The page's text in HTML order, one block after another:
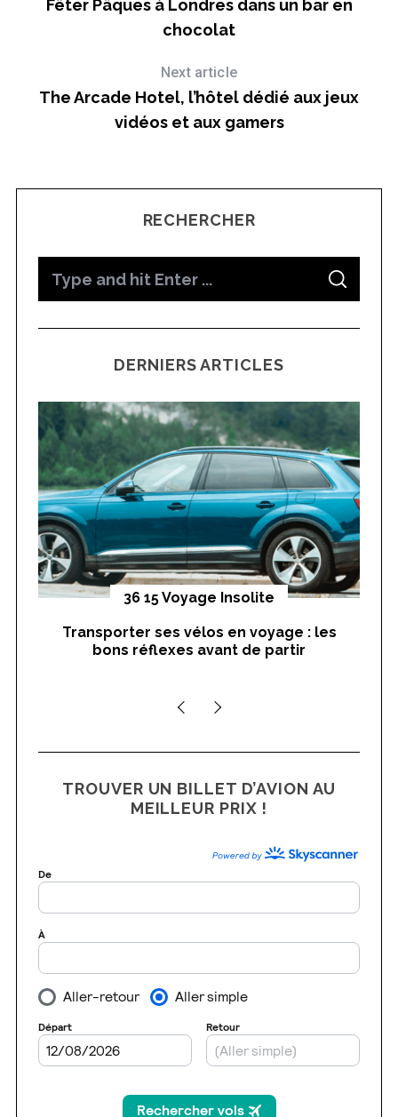
Fêter Pâques à Londres dans un bar en
chocolat
Next article
The Arcade Hotel, l’hôtel dédié aux jeux
vidéos et aux gamers
RECHERCHER
f
o
r
:
S
A
C
DERNIERS ARTICLES
36 15 Voyage Insolite
Transporter ses vélos en voyage : les
bons réflexes avant de partir
TROUVER UN BILLET D’AVION AU
MEILLEUR PRIX !